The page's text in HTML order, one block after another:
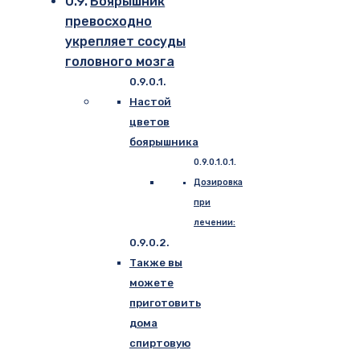
превосходно
укрепляет сосуды
головного мозга
Настой
цветов
боярышника
Дозировка
при
лечении:
Также вы
можете
приготовить
дома
спиртовую